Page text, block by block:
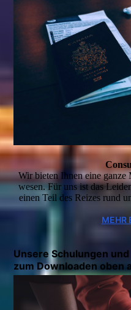
Wir bieten Ihnen eine
wesen. Für uns ist das
einen Teil des Reizes rund
MEHR
Unsere Schulungen
zum Downloaden oben